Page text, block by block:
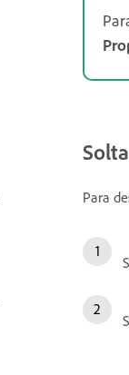
Para